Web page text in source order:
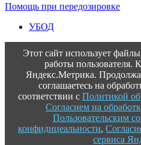
Помощь при передозировке
УБОД
Этот сайт использует
работы пользователя.
Яндекс.Метрика.
соглашаетесь на
соответствии с Политикой
Согласием на
Пользовательским
конфидицеальности,
сервиса